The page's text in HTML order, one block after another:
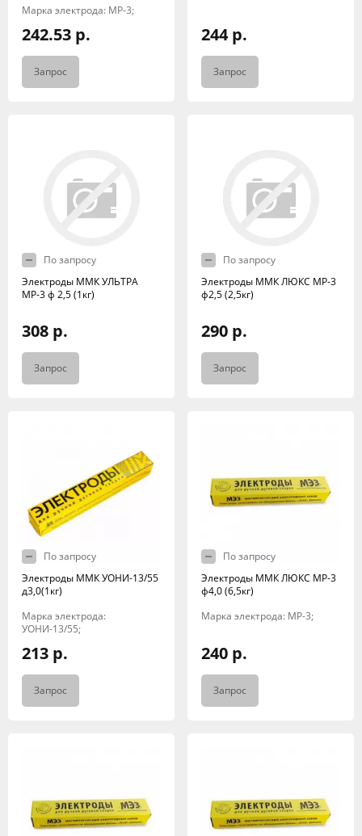
Марка электрода: МР-3;
242.53 р.
Запрос
244 р.
Запрос
По запросу
Электроды ММК УЛЬТРА
МР-3 ф 2,5 (1кг)
308 р.
Запрос
По запросу
Электроды ММК ЛЮКС МР-3
ф2,5 (2,5кг)
290 р.
Запрос
По запросу
Электроды ММК УОНИ-13/55
д3,0(1кг)
Марка электрода:
УОНИ-13/55;
213 р.
Запрос
По запросу
Электроды ММК ЛЮКС МР-3
ф4,0 (6,5кг)
Марка электрода: МР-3;
240 р.
Запрос